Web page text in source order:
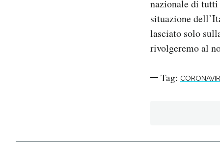
nazionale di tutti
situazione
lasciato solo
rivolgeremo al
Tag: